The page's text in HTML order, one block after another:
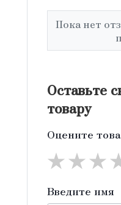
Пока нет
Оставьте
товару
Оцените
★
★
★
Введите имя